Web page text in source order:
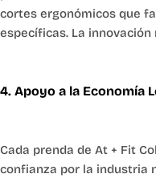
cortes ergonómicos que
específicas. La
4. Apoyo a la Economía
Cada prenda de At + Fit
confianza por la industria